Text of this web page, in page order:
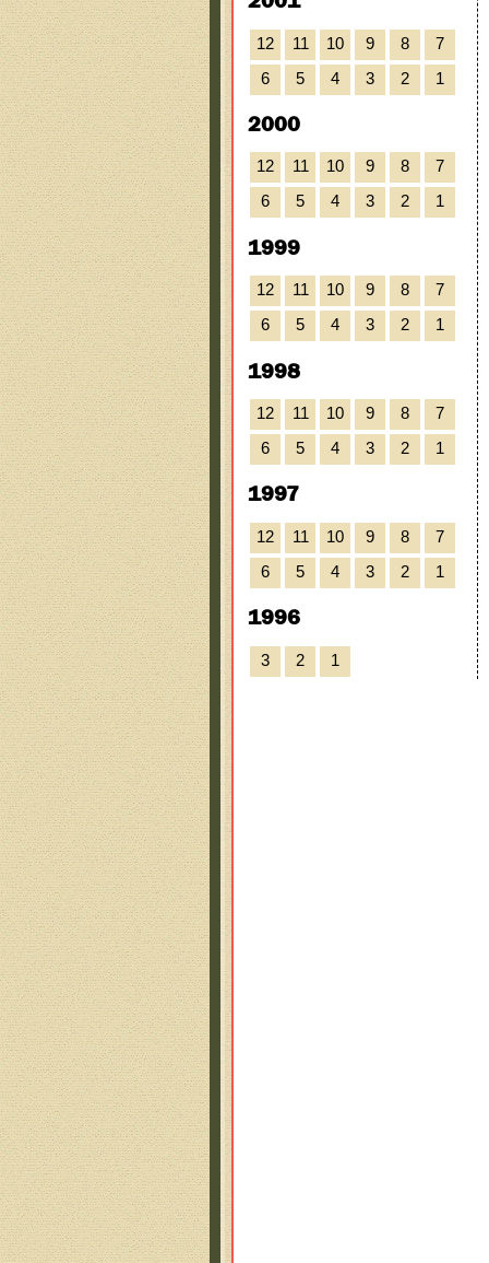
12 11 10 9 8
7
6
5 4 3 2 1
2000
12 11 10 9 8
7
6
5 4 3 2 1
1999
12 11 10 9 8
7
6
5 4 3 2 1
1998
12 11 10 9 8
7
6
5 4 3 2 1
1997
12 11 10 9 8
7
6
5 4 3 2 1
1996
3 2 1